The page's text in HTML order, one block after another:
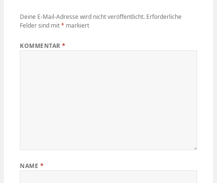
Deine E-Mail-Adresse wird nicht veröffentlicht. Erforderliche
Felder sind mit* markiert
KOMMENTAR*
NAME *